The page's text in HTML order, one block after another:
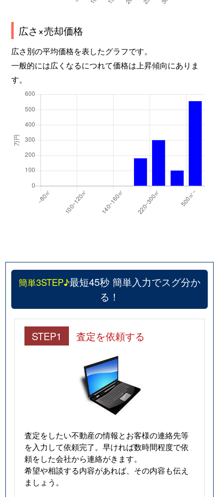
広さ×売却価格
広さ別の平均価格を表したグラフです。
一般的には広くなるにつれて価格は上昇傾向にありま
す。
簡単3STEP♪最短45秒 簡単入力でスグ分か
る！
STEP1 査定を依頼する
査定をしたい不動産の情報とお客様の連絡先等
を入力して依頼完了。早ければ数時間程度で依
頼をした会社から連絡がきます。
希望や相談する内容があれば、その内容も伝え
ましょう。